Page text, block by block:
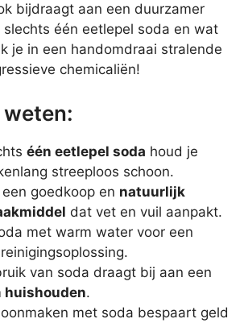
bijdraagt aan een duurzamer
één eetlepel soda en wat
je in een handomdraai stralende
chemicaliën!
één eetlepel soda houd je
streeploos schoon.
goedkoop en natuurlijk
dat vet en vuil aanpakt.
met warm water voor een
van soda draagt bij aan een
huishouden.
met soda bespaart geld